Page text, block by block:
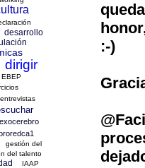
:-)
desarrollo
dirigir
EBEP
entrevistas
exocerebro
gestión del
del talento
IAAP